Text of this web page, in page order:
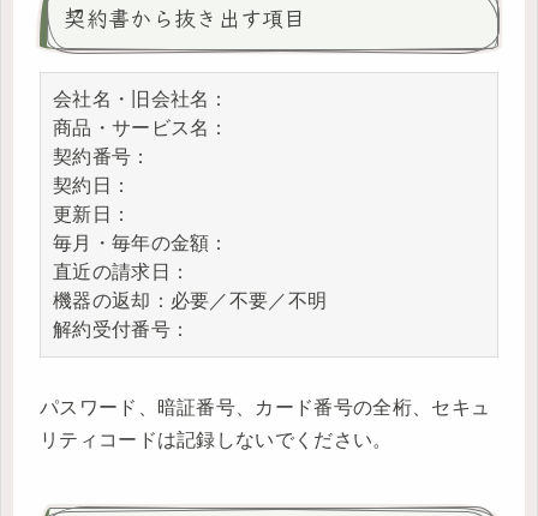
契約書から抜き出す項目
会社名・旧会社名：
商品・サービス名：
契約番号：
契約日：
更新日：
毎月・毎年の金額：
直近の請求日：
機器の返却：必要／不要／不明
解約受付番号：
パスワード、暗証番号、カード番号の全桁、セキュ
リティコードは記録しないでください。